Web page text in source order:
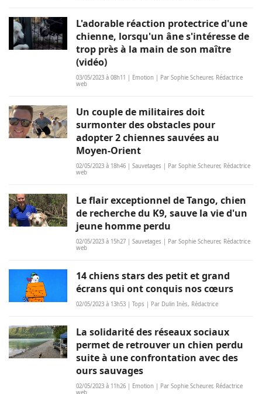
L'adorable réaction protectrice d'une
chienne, lorsqu'un âne s'intéresse de
trop près à la main de son maître
(vidéo)
03/05/2023 à 08h11 | Emotion | Par Sophie Scheurer, Rédactrice
web
Un couple de militaires doit
surmonter des obstacles pour
adopter 2 chiennes sauvées au
Moyen-Orient
02/05/2023 à 18h46 | Sauvetages | Par Sophie Scheurer, Rédactrice
web
Le flair exceptionnel de Tango, chien
de recherche du K9, sauve la vie d'un
jeune homme perdu
02/05/2023 à 15h27 | Sauvetages | Par Sophie Scheurer, Rédactrice
web
14 chiens stars des petit et grand
écrans qui ont conquis nos cœurs
02/05/2023 à 13h53 | Tops | Par Dulin Inès, Rédactrice
La solidarité des réseaux sociaux
permet de retrouver un chien perdu
suite à une confrontation avec des
ours sauvages
02/05/2023 à 11h26 | Emotion | Par Sophie Scheurer, Rédactrice